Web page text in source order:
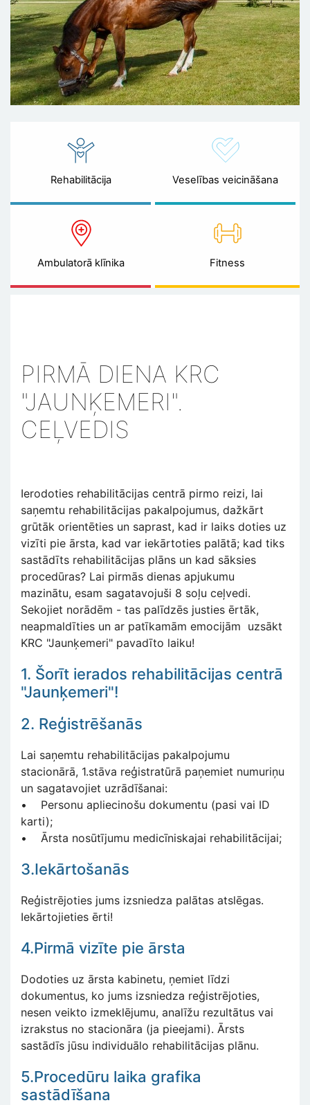
Rehabilitācija Veselības veicināšana
Ambulatorā klīnika Fitness
PIRMĀ DIENA KRC
"JAUNĶEMERI".
CEĻVEDIS
Ierodoties rehabilitācijas centrā pirmo reizi, lai
saņemtu rehabilitācijas pakalpojumus, dažkārt
grūtāk orientēties un saprast, kad ir laiks doties uz
vizīti pie ārsta, kad var iekārtoties palātā; kad tiks
sastādīts rehabilitācijas plāns un kad sāksies
procedūras? Lai pirmās dienas apjukumu
mazinātu, esam sagatavojuši 8 soļu ceļvedi.
Sekojiet norādēm - tas palīdzēs justies ērtāk,
neapmaldīties un ar patīkamām emocijām uzsākt
KRC "Jaunķemeri" pavadīto laiku!
1. Šorīt ierados rehabilitācijas centrā
"Jaunķemeri"!
2. Reģistrēšanās
Lai saņemtu rehabilitācijas pakalpojumu
stacionārā, 1.stāva reģistratūrā paņemiet numuriņu
un sagatavojiet uzrādīšanai:
• Personu apliecinošu dokumentu (pasi vai ID
karti);
• Ārsta nosūtījumu medicīniskajai rehabilitācijai;
3.Iekārtošanās
Reģistrējoties jums izsniedza palātas atslēgas.
Iekārtojieties ērti!
4.Pirmā vizīte pie ārsta
Dodoties uz ārsta kabinetu, ņemiet līdzi
dokumentus, ko jums izsniedza reģistrējoties,
nesen veikto izmeklējumu, analīžu rezultātus vai
izrakstus no stacionāra (ja pieejami). Ārsts
sastādīs jūsu individuālo rehabilitācijas plānu.
5.Procedūru laika grafika
sastādīšana